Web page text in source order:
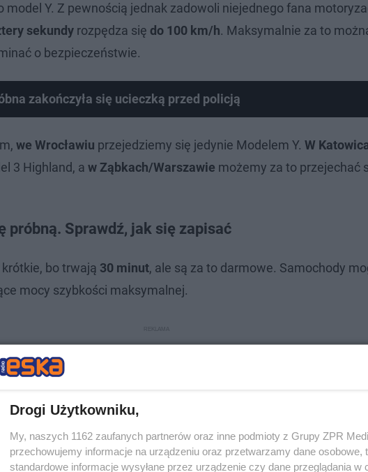
Y. Z pewnością jednak zadowoli niejednego fana
sekundy rozpędza się do 100 km/h. Maksymalnie za to
o bezpieczeństwie.
zakończyła się ucieczką przed policją
we Wrocławiu przejedziemy się jedynie Modelem Y. W
3 Highland, a w Ząbkach/Warszawie możemy za to przejechać
próbną. Sprawdź, jak się zapisać
bo trwają 30 minut, ale są za to darmowe. Samochody
mocy szybkości maksymalnej.
Drogi Użytkowniku,
My, naszych 1162 zaufanych partnerów oraz inne podmioty z Grupy ZPR
przechowujemy informacje na urządzeniu oraz przetwarzamy dane osobowe,
standardowe informacje wysyłane przez urządzenie czy dane przeglądania w